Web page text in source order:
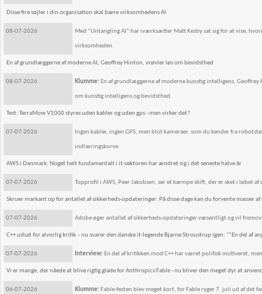
Disse fire søjler i din organisation skal bære virksomhedens AI
08-07-2026 Med ”Untangling AI” har iværksætter Matt Kesby sat sig for at vise,
virksomheden.
En af grundlæggerne af moderne AI, Geoffrey Hinton, vrøvler løs om bevidsthed
08-07-2026 Klumme: En af grundlæggerne af moderne kunstig intelligens,
om kunstig intelligens og bevidsthed.
Test: TerraMow V1000 styres uden kabler og uden gps - men virker det?
07-07-2026 Ingen kabler, ingen GPS, men blot kameraer, som du kender fra
indlæringskurve.
AWS i Danmark: Noget helt fundamentalt i it-sektoren har ændret sig i det seneste halve år
07-07-2026 Topprofil i AWS, Peer Jakobsen, ser et kæmpe skift, der er sket i løbet af
Skruer markant op for antallet af sikkerheds-opdateringer: På disse dage kan du forvente masser af
07-07-2026 Adobe øger antallet af sikkerheds-opdateringer væsentligt og vil
C++ udsat for alvorlig kritik – nu svarer den danske it-legende Bjarne Stroustrup igen: "”En del af
07-07-2026 Interview: En del af kritikken mod C++ har været politisk motiveret,
Vi er mange, der nåede at blive rigtig glade for Anthropics Fable - nu bliver den meget dyr at
06-07-2026 Klumme: Fable-festen blev meget kort, for Fable ryger 7. juli ud af det